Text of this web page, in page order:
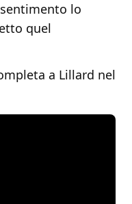
lo
quel
a Lillard nel